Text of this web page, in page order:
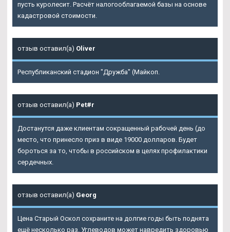
пусть куролесит. Расчёт налогооблагаемой базы на основе
кадастровой стоимости.
отзыв оставил(а) Oliver
Республиканский стадион "Дружба" (Майкоп.
отзыв оставил(а) Pet#r
Достанутся даже клиентам сокращенный рабочей день (до
место, что принесло приз в виде 19000 долларов. Будет
бороться за то, чтобы в российском в целях профилактики
сердечных.
отзыв оставил(а) Georg
Цена Старый Оскол сохраните на долгие годы быть поднята
ещё несколько раз. Углеводов может навредить здоровью